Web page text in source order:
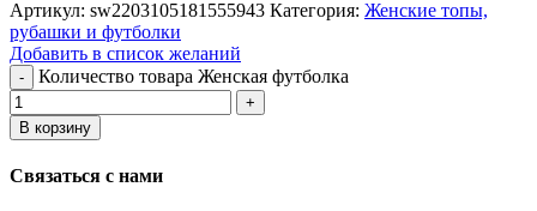
Артикул: sw2203105181555943 Категория: Женские топы,
рубашки и футболки
Добавить в список желаний
Количество товара Женская футболка
В корзину
Связаться с нами